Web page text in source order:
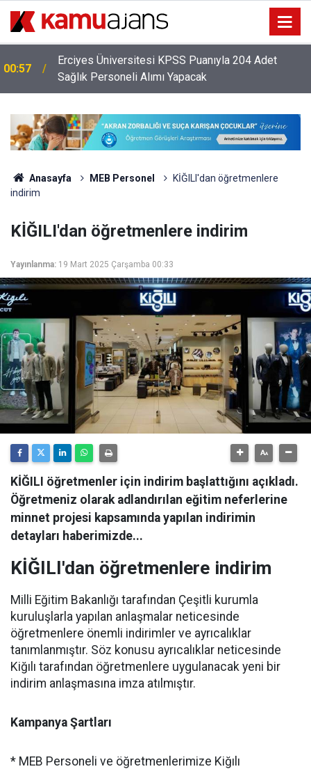
00:57
Erciyes Üniversitesi KPSS Puanıyla 204 Adet
Sağlık Personeli Alımı Yapacak
Anasayfa MEB Personel
KİĞILI'dan öğretmenlere
indirim
KİĞILI'dan öğretmenlere indirim
Yayınlanma: 19 Mart 2025 Çarşamba 00:33
KİĞILI öğretmenler için indirim başlattığını açıkladı.
Öğretmeniz olarak adlandırılan eğitim neferlerine
minnet projesi kapsamında yapılan indirimin
detayları haberimizde...
KİĞILI'dan öğretmenlere indirim
Milli Eğitim Bakanlığı tarafından Çeşitli kurumla
kuruluşlarla yapılan anlaşmalar neticesinde
öğretmenlere önemli indirimler ve ayrıcalıklar
tanımlanmıştır. Söz konusu ayrıcalıklar neticesinde
Kiğılı tarafından öğretmenlere uygulanacak yeni bir
indirim anlaşmasına imza atılmıştır.
Kampanya Şartları
* MEB Personeli ve öğretmenlerimize Kiğılı